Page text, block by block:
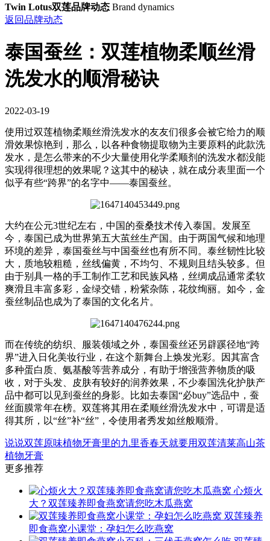
Twin Lotus双莲品牌动态 Brand dynamics
返回品牌动态
泰国蚕丝：双莲植物柔顺丝滑
洗发水的顺滑秘诀
2022-03-19
使用过双莲植物柔顺丝滑洗发水的友友们很多会被它给力的顺
滑效果惊艳到，那么，以各种食物提取物为主要原料的此款洗
发水，是怎么带来的不少大量使用化学柔顺剂的洗发水都没能
实现得很理想的效果呢？这其中的秘诀，就在成分表里面一个
似乎有些“跨界”的名字中——泰国蚕丝。
大约在公元3世纪左右，中国的蚕桑技术传入泰国。发展至
今，泰国已成为世界第五大茧丝生产国。由于两国气候和地理
环境的差异，泰国蚕丝与中国蚕丝也有所不同。泰丝韧性比较
大，质地较粗糙，丝线偏黄，不均匀、不规则且结头较多。但
由于别具一格的手工制作工艺和民族风格，丝绸成品通常柔软
爽滑且丰富多彩，金绿交错，粉紫杂陈，花纹绚丽。如今，金
蚕丝制品也成为了泰国的文化名片。
而在传统的纺织、服装领域之外，泰国蚕丝还另辟蹊径地“跨
界”进入日化美妆行业，在这个新舞台上焕发光彩。因其富含
多种蛋白质、氨基酸等营养成分，有助于增强营养物质的吸
收，对于头发、皮肤有较好的润养效果，不少泰国洗化护肤产
品中都可以见到蚕丝的身影。比如去泰国“必buy”选品中，蚕
丝面膜常年在榜。双莲将其用在柔顺丝滑洗发水中，可谓是适
得其所，以“丝”补“丝”，令使用者秀发如丝般顺滑。
说说双莲原味植物牙膏里的九里香春天就要用双莲清莱高山茶
植物牙膏
更多推荐
心烦火
大？双莲臻养即食燕窝请您吃木瓜燕窝
双莲臻养
即食燕窝小课堂：孕妇怎么吃燕窝